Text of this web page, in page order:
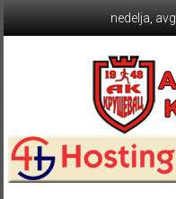
nedelja,
Atletski klub